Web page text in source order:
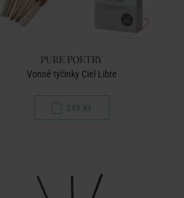
PURE POETRY
Vonné tyčinky Ciel Libre
249 Kč